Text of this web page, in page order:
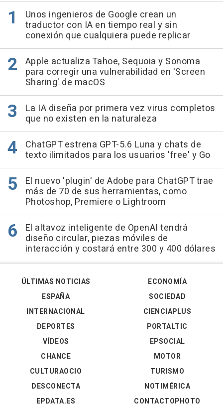
Unos ingenieros de Google crean un
traductor con IA en tiempo real y sin
conexión que cualquiera puede replicar
Apple actualiza Tahoe, Sequoia y Sonoma
para corregir una vulnerabilidad en 'Screen
Sharing' de macOS
La IA diseña por primera vez virus completos
que no existen en la naturaleza
ChatGPT estrena GPT-5.6 Luna y chats de
texto ilimitados para los usuarios 'free' y Go
El nuevo 'plugin' de Adobe para ChatGPT trae
más de 70 de sus herramientas, como
Photoshop, Premiere o Lightroom
El altavoz inteligente de OpenAI tendrá
diseño circular, piezas móviles de
interacción y costará entre 300 y 400 dólares
ÚLTIMAS NOTICIAS
ESPAÑA
INTERNACIONAL
DEPORTES
VÍDEOS
ECONOMÍA
SOCIEDAD
CIENCIAPLUS
PORTALTIC
EPSOCIAL
CHANCE
CULTURAOCIO
DESCONECTA
EPDATA.ES
MOTOR
TURISMO
NOTIMÉRICA
CONTACTOPHOTO